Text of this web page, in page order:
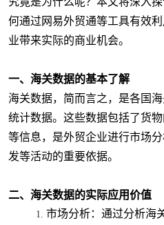
何通过网易外贸通等工具有效
业带来实际的商业机会。
一、海关数据的基本了解
海关数据，简而言之，是各国
统计数据。这些数据包括了货
等信息，是外贸企业进行市场
发等活动的重要依据。
二、海关数据的实际应用价值
市场分析：通过分析海